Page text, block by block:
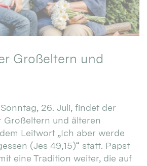
Großeltern und
26. Juli, findet der
Großeltern und älteren
Leitwort „Ich aber werde
(Jes 49,15)“ statt. Papst
eine Tradition weiter, die auf